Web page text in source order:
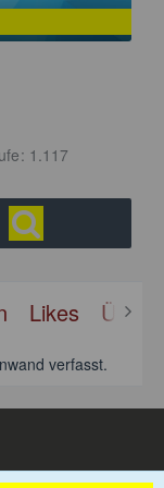
1.117
Likes Über
verfasst.